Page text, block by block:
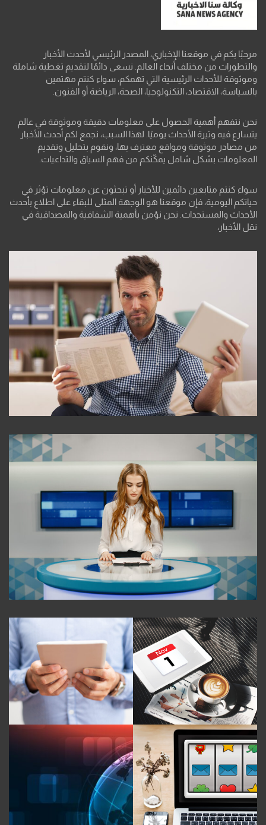
مرحبًا بكم في موقعنا الإخباري، المصدر الرئيسي لأحدث الأخبار
والتطورات من مختلف أنحاء العالم. نسعى دائمًا لتقديم تغطية شاملة
وموثوقة للأحداث الرئيسية التي تهمكم، سواء كنتم مهتمين
بالسياسة، الاقتصاد، التكنولوجيا، الصحة، الرياضة أو الفنون.
نحن نتفهم أهمية الحصول على معلومات دقيقة وموثوقة في عالم
يتسارع فيه وتيرة الأحداث يوميًا. لهذا السبب، نجمع لكم أحدث الأخبار
من مصادر موثوقة ومواقع معترف بها، ونقوم بتحليل وتقديم
المعلومات بشكل شامل يمكّنكم من فهم السياق والتداعيات.
سواء كنتم متابعين دائمين للأخبار أو تبحثون عن معلومات تؤثر في
حياتكم اليومية، فإن موقعنا هو الوجهة المثلى للبقاء على اطلاع بأحدث
الأحداث والمستجدات. نحن نؤمن بأهمية الشفافية والمصداقية في
نقل الأخبار،